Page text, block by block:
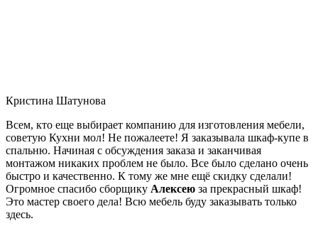
Кристина Шатунова
Всем, кто еще выбирает компанию для изготовления мебели,
советую Кухни мол! Не пожалеете! Я заказывала шкаф-купе в
спальню. Начиная с обсуждения заказа и заканчивая
монтажом никаких проблем не было. Все было сделано очень
быстро и качественно. К тому же мне ещё скидку сделали!
Огромное спасибо сборщику Алексею за прекрасный шкаф!
Это мастер своего дела! Всю мебель буду заказывать только
здесь.